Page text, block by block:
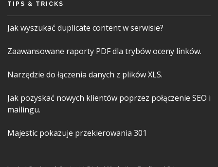
TIPS & TRICKS
Jak wyszukać duplicate content w serwisie?
Zaawansowane raporty PDF dla trybów oceny linków.
Narzędzie do łączenia danych z plików XLS.
Jak pozyskać nowych klientów poprzez połączenie SEO i
mailingu.
Majestic pokazuje przekierowania 301